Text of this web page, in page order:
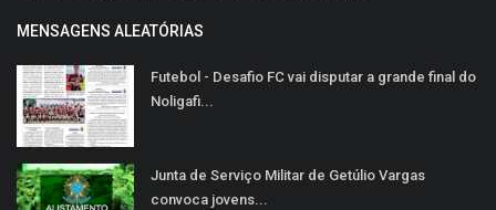
MENSAGENS ALEATÓRIAS
Futebol - Desafio FC vai disputar a grande final do
Noligafi...
Junta de Serviço Militar de Getúlio Vargas
convoca jovens...